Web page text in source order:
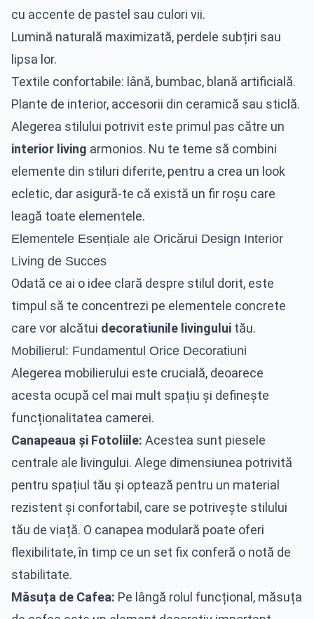
cu accente de pastel sau culori vii.
Lumină naturală maximizată, perdele subțiri sau
lipsa lor.
Textile confortabile: lână, bumbac, blană artificială.
Plante de interior, accesorii din ceramică sau sticlă.
Alegerea stilului potrivit este primul pas către un
interior living armonios. Nu te teme să combini
elemente din stiluri diferite, pentru a crea un look
ecletic, dar asigură-te că există un fir roșu care
leagă toate elementele.
Elementele Esențiale ale Oricărui Design Interior
Living de Succes
Odată ce ai o idee clară despre stilul dorit, este
timpul să te concentrezi pe elementele concrete
care vor alcătui decoratiunile livingului tău.
Mobilierul: Fundamentul Orice Decoratiuni
Alegerea mobilierului este crucială, deoarece
acesta ocupă cel mai mult spațiu și definește
funcționalitatea camerei.
Canapeaua și Fotoliile: Acestea sunt piesele
centrale ale livingului. Alege dimensiunea potrivită
pentru spațiul tău și optează pentru un material
rezistent și confortabil, care se potrivește stilului
tău de viață. O canapea modulară poate oferi
flexibilitate, în timp ce un set fix conferă o notă de
stabilitate.
Măsuța de Cafea: Pe lângă rolul funcțional, măsuța